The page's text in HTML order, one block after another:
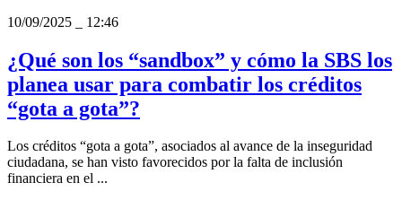
10/09/2025
12:46
¿Qué son los “sandbox” y cómo la SBS los
planea usar para combatir los créditos
“gota a gota”?
Los créditos “gota a gota”, asociados al avance de la inseguridad
ciudadana, se han visto favorecidos por la falta de inclusión
financiera en el ...